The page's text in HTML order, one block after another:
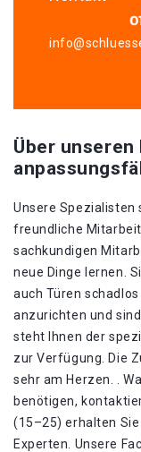
Über
Unsere Spezialisten
freundliche
sachkundigen
neue Dinge lernen.
auch Türen
anzurichten und
steht Ihnen der
zur Verfügung. Die
sehr am Herzen. .
benötigen,
(15–25) erhalten
Experten. Unsere